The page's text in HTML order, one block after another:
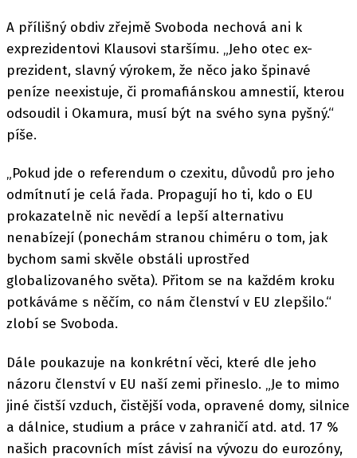
A přílišný obdiv zřejmě Svoboda nechová ani k
exprezidentovi Klausovi staršímu. „Jeho otec ex-
prezident, slavný výrokem, že něco jako špinavé
peníze neexistuje, či promafiánskou amnestií, kterou
odsoudil i Okamura, musí být na svého syna pyšný.“
píše.
„Pokud jde o referendum o czexitu, důvodů pro jeho
odmítnutí je celá řada. Propagují ho ti, kdo o EU
prokazatelně nic nevědí a lepší alternativu
nenabízejí (ponechám stranou chiméru o tom, jak
bychom sami skvěle obstáli uprostřed
globalizovaného světa). Přitom se na každém kroku
potkáváme s něčím, co nám členství v EU zlepšilo.“
zlobí se Svoboda.
Dále poukazuje na konkrétní věci, které dle jeho
názoru členství v EU naší zemi přineslo. „Je to mimo
jiné čistší vzduch, čistější voda, opravené domy, silnice
a dálnice, studium a práce v zahraničí atd. atd. 17 %
našich pracovních míst závisí na vývozu do eurozóny,